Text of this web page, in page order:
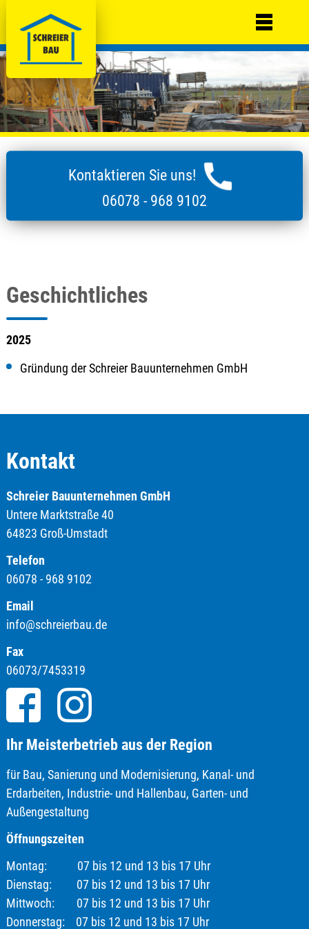
Kontaktieren Sie uns!
06078 - 968 9102
Geschichtliches
2025
Gründung der Schreier Bauunternehmen GmbH
Kontakt
Schreier Bauunternehmen GmbH
Untere Marktstraße 40
64823 Groß-Umstadt
Telefon
06078 - 968 9102
Email
info@schreierbau.de
Fax
06073/7453319
Ihr Meisterbetrieb aus der Region
für Bau, Sanierung und Modernisierung, Kanal- und
Erdarbeiten, Industrie- und Hallenbau, Garten- und
Außengestaltung
Öffnungszeiten
Montag: 07 bis 12 und 13 bis 17 Uhr
Dienstag: 07 bis 12 und 13 bis 17 Uhr
Mittwoch: 07 bis 12 und 13 bis 17 Uhr
Donnerstag: 07 bis 12 und 13 bis 17 Uhr